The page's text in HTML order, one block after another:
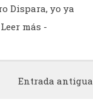
Dispara, yo ya
más -
Entrada antigua